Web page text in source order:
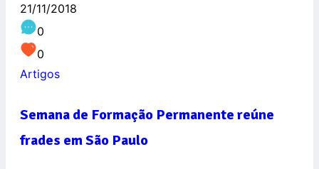
21/11/2018
0
0
Artigos
Semana de Formação Permanente reúne
frades em São Paulo